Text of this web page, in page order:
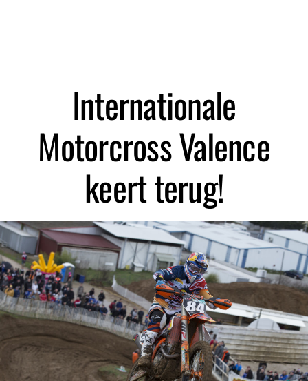
Internationale
Motorcross Valence
keert terug!